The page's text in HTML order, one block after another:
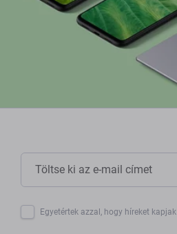
Egyetértek azzal, hogy híreket kapjak